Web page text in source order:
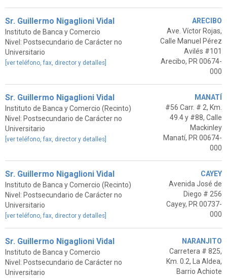
Sr. Guillermo Nigaglioni Vidal
Instituto de Banca y Comercio
Nivel: Postsecundario de Carácter no
Universitario
[ver teléfono, fax, director y detalles]
ARECIBO
Ave. Víctor Rojas,
Calle Manuel Pérez
Avilés #101
Arecibo, PR 00674-
000
Sr. Guillermo Nigaglioni Vidal
Instituto de Banca y Comercio (Recinto)
Nivel: Postsecundario de Carácter no
Universitario
[ver teléfono, fax, director y detalles]
MANATÍ
#56 Carr. # 2, Km.
49.4 y #88, Calle
Mackinley
Manatí, PR 00674-
000
Sr. Guillermo Nigaglioni Vidal
Instituto de Banca y Comercio (Recinto)
Nivel: Postsecundario de Carácter no
Universitario
[ver teléfono, fax, director y detalles]
CAYEY
Avenida José de
Diego # 256
Cayey, PR 00737-
000
Sr. Guillermo Nigaglioni Vidal
Instituto de Banca y Comercio
Nivel: Postsecundario de Carácter no
Universitario
NARANJITO
Carretera # 825,
Km. 0.2, La Aldea,
Barrio Achiote